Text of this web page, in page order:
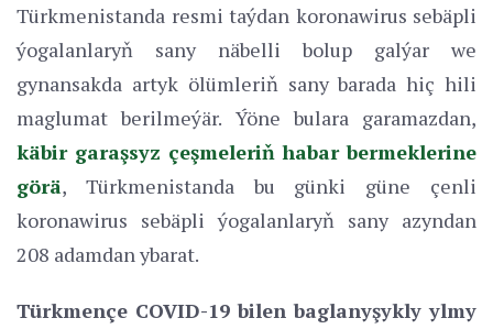
Türkmenistanda resmi taýdan koronawirus sebäpli
ýogalanlaryň sany näbelli bolup galýar we
gynansakda artyk ölümleriň sany barada hiç hili
maglumat berilmeýär. Ýöne bulara garamazdan,
käbir garaşsyz çeşmeleriň habar bermeklerine
görä, Türkmenistanda bu günki güne çenli
koronawirus sebäpli ýogalanlaryň sany azyndan
208 adamdan ybarat.
Türkmençe СOVID-19 bilen baglanyşykly ylmy